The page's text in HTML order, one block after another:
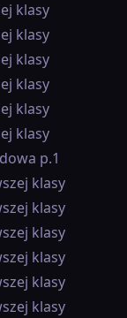
klasy
klasy
klasy
klasy
klasy
klasy
p.1
klasy
klasy
klasy
klasy
klasy
klasy